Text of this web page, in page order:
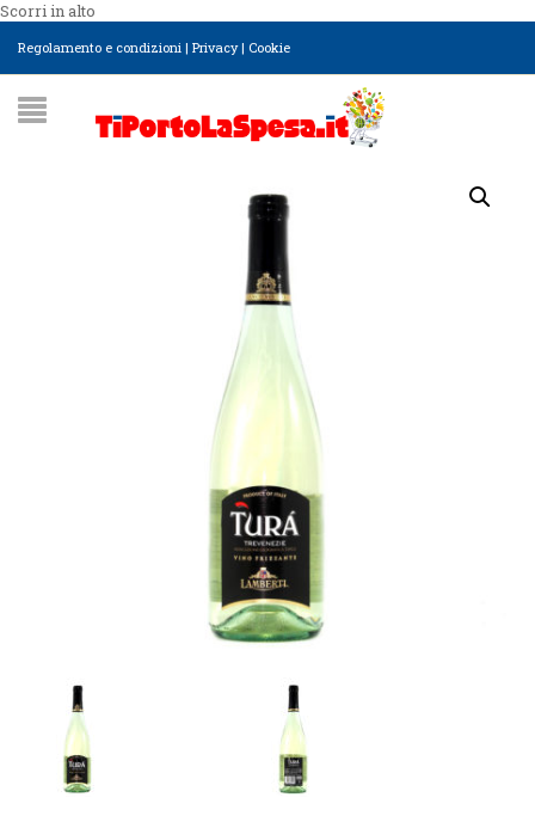
Scorri in alto
Regolamento e condizioni | Privacy| Cookie